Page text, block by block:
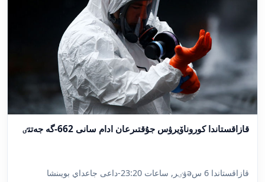
قازاقستاندا كوروناۆيرۋس جۇقتىرعان ادام سانى 662-گە جەتتٸ
قازاقستاندا 6 سəۋٸر, ساعات 23:20-داعى جاعداي بويىنشا